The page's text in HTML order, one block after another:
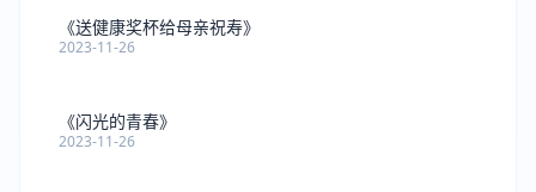
《送健康奖杯给母亲祝寿》
2023-11-26
《闪光的青春》
2023-11-26